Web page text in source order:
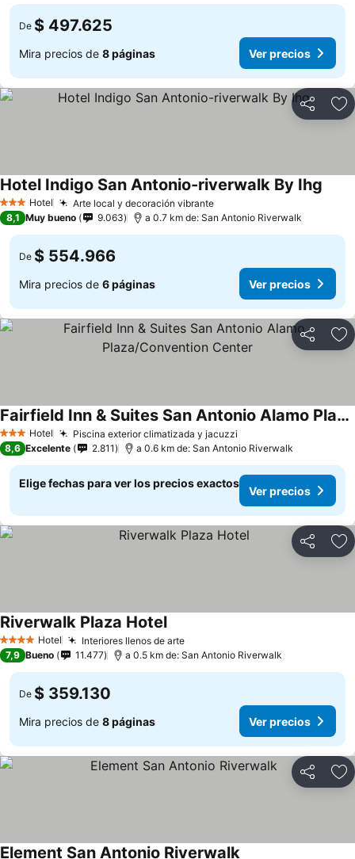
De $ 497.625
Mira precios de 8 páginas Ver precios
Compartir
3 Estrellas
Hotel Arte local y decoración vibrante
Hotel Indigo San Antonio-riverwalk By Ihg
8,1 Muy bueno 9.063 a 0.7 km de: San Antonio Riverwalk
De $ 554.966
Mira precios de 6 páginas Ver precios
Compartir
3 Estrellas
Hotel Piscina exterior climatizada y jacuzzi
Fairfield Inn & Suites San Antonio Alamo Plaza/Convention Center
8,6 Excelente 2.811 a 0.6 km de: San Antonio Riverwalk
Elige fechas para ver los precios exactos
Ver precios
Compartir
4 EstrellasHotel Interiores llenos de arte
Riverwalk Plaza Hotel
7,9 Bueno 11.477 a 0.5 km de: San Antonio Riverwalk
De $ 359.130
Mira precios de 8 páginas Ver precios
Compartir
Element San Antonio Riverwalk